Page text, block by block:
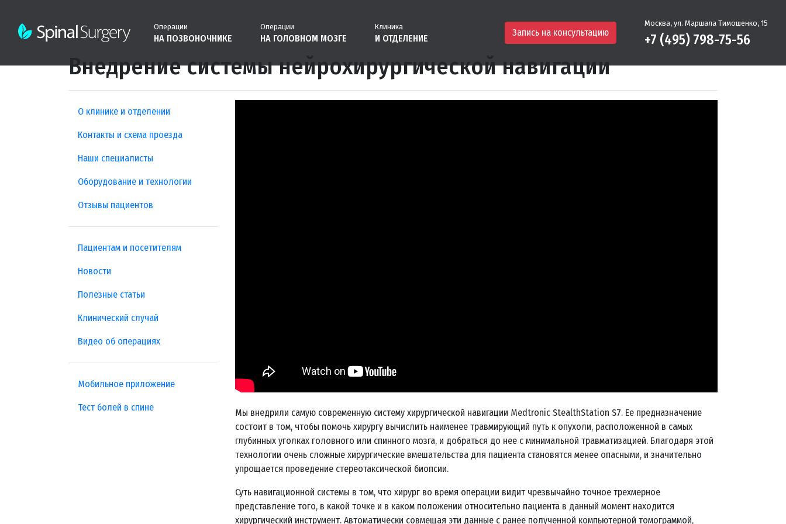
Операции
НА ПОЗВОНОЧНИКЕ
Операции
НА ГОЛОВНОМ МОЗГЕ
Клиника
И ОТДЕЛЕНИЕ
Запись на консультацию
Москва, ул. Маршала Тимошенко, 15
+7 (495) 798-75-56
Внедрение системы нейрохирургической навигации
О клинике и отделении
Контакты и схема проезда
Наши специалисты
Оборудование и технологии
Отзывы пациентов
Пациентам и посетителям
Новости
Полезные статьи
Клинический случай
Видео об операциях
Мобильное приложение
Тест болей в спине
Мы внедрили самую современную систему хирургической навигации Medtronic StealthStation S7. Ее предназначение
состоит в том, чтобы помочь хирургу вычислить наименее травмирующий путь к опухоли, расположенной в самых
глубинных уголках головного или спинного мозга, и добраться до нее с минимальной травматизацией. Благодаря этой
технологии очень сложные хирургические вмешательства для пациента становятся менее опасными, и значительно
упрощается проведение стереотаксической биопсии.
Суть навигационной системы в том, что хирург во время операции видит чрезвычайно точное трехмерное
представление того, в какой точке и в каком положении относительно пациента в данный момент находится
хирургический инструмент. Автоматически совмещая эти данные с ранее полученной компьютерной томограммой,